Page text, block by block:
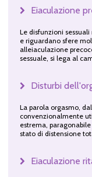
Eiaculazione
Le disfunzioni
e riguardano sfere
alleiaculazione
sessuale, si lega al
Disturbi
La parola orgasmo,
convenzionalmente
estrema,
stato di distensione
Eiaculazione